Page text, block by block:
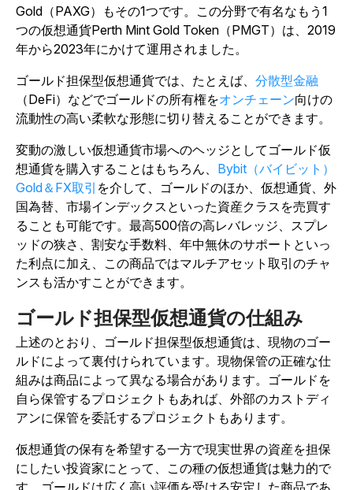
Gold（PAXG）もその1つです。この分野で有名なもう1
つの仮想通貨Perth Mint Gold Token（PMGT）は、2019
年から2023年にかけて運用されました。
ゴールド担保型仮想通貨では、たとえば、 分散型金融
（DeFi）などでゴールドの所有権をオンチェーン向けの
流動性の高い柔軟な形態に切り替えることができます。
変動の激しい仮想通貨市場へのヘッジとしてゴールド仮
想通貨を購入することはもちろん、 Bybit（バイビット）
Gold＆FX取引 を介して、ゴールドのほか、仮想通貨、外
国為替、市場インデックスといった資産クラスを売買す
ることも可能です。最高500倍の高レバレッジ、スプレ
ッドの狭さ、割安な手数料、年中無休のサポートといっ
た利点に加え、この商品ではマルチアセット取引のチャ
ンスも活かすことができます。
ゴールド担保型仮想通貨の仕組み
上述のとおり、ゴールド担保型仮想通貨は、現物のゴー
ルドによって裏付けられています。現物保管の正確な仕
組みは商品によって異なる場合があります。ゴールドを
自ら保管するプロジェクトもあれば、外部のカストディ
アンに保管を委託するプロジェクトもあります。
仮想通貨の保有を希望する一方で現実世界の資産を担保
にしたい投資家にとって、この種の仮想通貨は魅力的で